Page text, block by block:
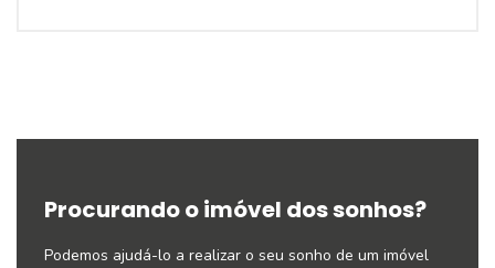
Procurando o imóvel dos sonhos?
Podemos ajudá-lo a realizar o seu sonho de um imóvel